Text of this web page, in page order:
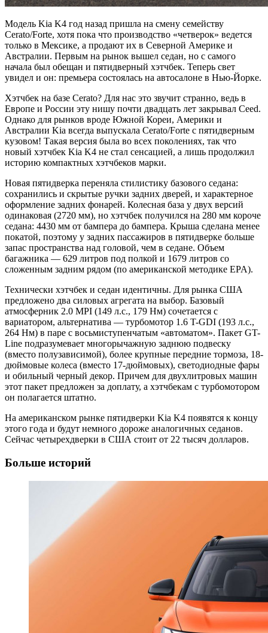
Модель Kia K4 год назад пришла на смену семейству
Cerato/Forte, хотя пока что производство «четверок» ведется
только в Мексике, а продают их в Северной Америке и
Австралии. Первым на рынок вышел седан, но с самого
начала был обещан и пятидверный хэтчбек. Теперь свет
увидел и он: премьера состоялась на автосалоне в Нью-Йорке.
Хэтчбек на базе Cerato? Для нас это звучит странно, ведь в
Европе и России эту нишу почти двадцать лет закрывал Ceed.
Однако для рынков вроде Южной Кореи, Америки и
Австралии Kia всегда выпускала Cerato/Forte с пятидверным
кузовом! Такая версия была во всех поколениях, так что
новый хэтчбек Kia K4 не стал сенсацией, а лишь продолжил
историю компактных хэтчбеков марки.
Новая пятидверка переняла стилистику базового седана:
сохранились и скрытые ручки задних дверей, и характерное
оформление задних фонарей. Колесная база у двух версий
одинаковая (2720 мм), но хэтчбек получился на 280 мм короче
седана: 4430 мм от бампера до бампера. Крыша сделана менее
покатой, поэтому у задних пассажиров в пятидверке больше
запас пространства над головой, чем в седане. Объем
багажника — 629 литров под полкой и 1679 литров со
сложенным задним рядом (по американской методике EPA).
Технически хэтчбек и седан идентичны. Для рынка США
предложено два силовых агрегата на выбор. Базовый
атмосферник 2.0 MPI (149 л.с., 179 Нм) сочетается с
вариатором, альтернатива — турбомотор 1.6 T-GDI (193 л.с.,
264 Нм) в паре с восьмиступенчатым «автоматом». Пакет GT-
Line подразумевает многорычажную заднюю подвеску
(вместо полузависимой), более крупные передние тормоза, 18-
дюймовые колеса (вместо 17-дюймовых), светодиодные фары
и обильный черный декор. Причем для двухлитровых машин
этот пакет предложен за доплату, а хэтчбекам с турбомотором
он полагается штатно.
На американском рынке пятидверки Kia K4 появятся к концу
этого года и будут немного дороже аналогичных седанов.
Сейчас четырехдверки в США стоит от 22 тысяч долларов.
Больше историй